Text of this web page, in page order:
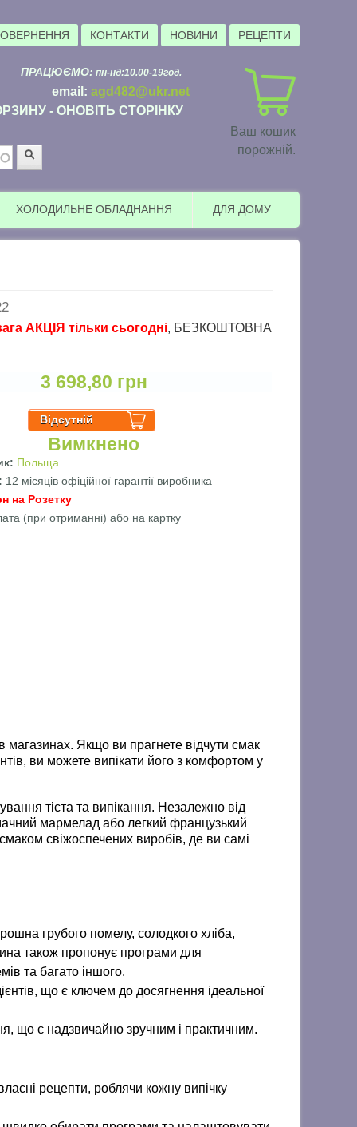
КОНТАКТИ НОВИНИ РЕЦЕПТИ
Ваш кошик
порожній.
ПРАЦЮЄМО: пн-нд:10.00-19год.
email: agd482@ukr.net
- ОНОВІТЬ СТОРІНКУ
ХОЛОДИЛЬНЕ ОБЛАДНАННЯ ДЛЯ ДОМУ
тільки сьогодні, БЕЗКОШТОВНА доставка в пункти
3 698,80 грн
Вимкнено
Польща
12 місяців офіційної гарантії виробника
на Розетку
(при отриманні) або на картку
Якщо ви прагнете відчути смак
ви можете випікати його з комфортом у
тіста та випікання. Незалежно від
мармелад або легкий французький
свіжоспечених виробів, де ви самі
грубого помелу, солодкого хліба,
також пропонує програми для
та багато іншого.
що є ключем до досягнення ідеальної
що є надзвичайно зручним і практичним.
рецепти, роблячи кожну випічку